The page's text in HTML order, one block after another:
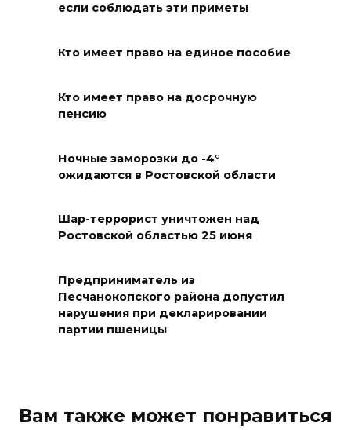
медколледже
областью
В некоторых районах Ростова
формальдегида в воздухе
превысила норму в 12 раз
07 августа 2026 11:56
если соблюдать эти приметы
Кто имеет право на единое пособие
Кто имеет право на досрочную
пенсию
Ночные заморозки до -4°
ожидаются в Ростовской области
Шар-террорист уничтожен над
Ростовской областью 25 июня
Предприниматель из
Песчанокопского района допустил
нарушения при декларировании
партии пшеницы
Вам также может понравиться